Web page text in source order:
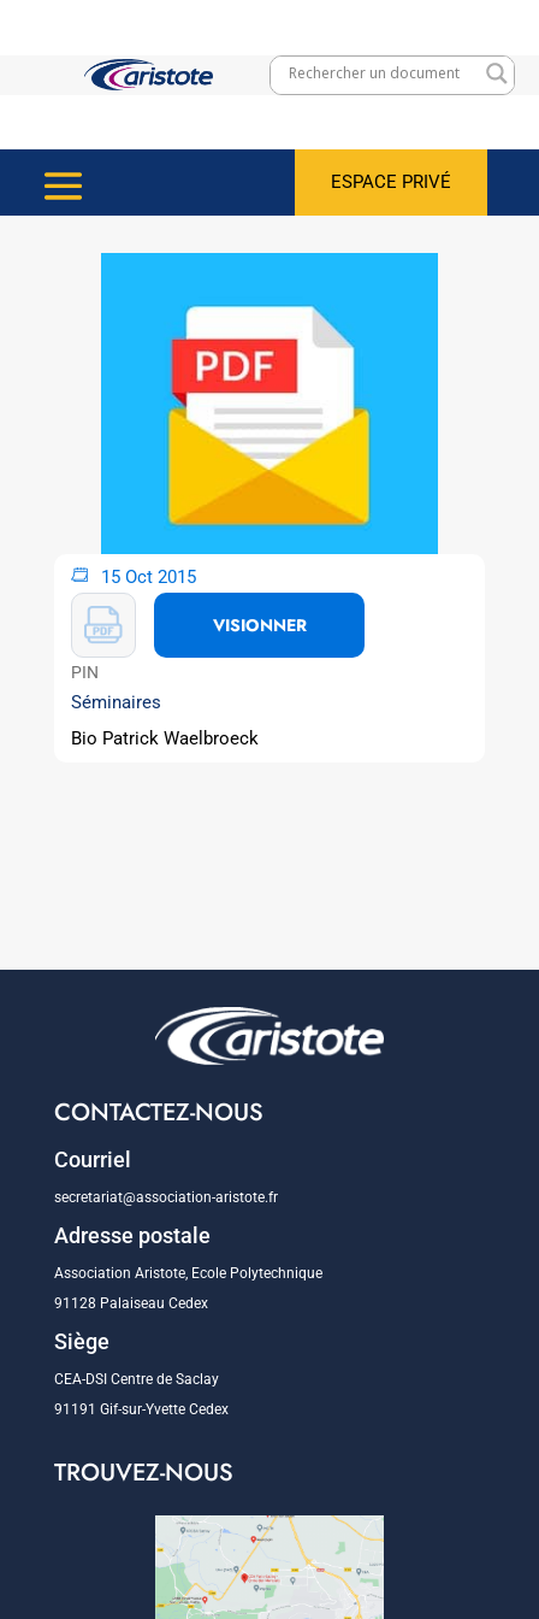
ESPACE PRIVÉ
15 Oct 2015
VISIONNER
PIN
Séminaires
Bio Patrick Waelbroeck
CONTACTEZ-NOUS
Courriel
secretariat@association-aristote.fr
Adresse postale
Association Aristote, Ecole Polytechnique
91128 Palaiseau Cedex
Siège
CEA-DSI Centre de Saclay
91191 Gif-sur-Yvette Cedex
TROUVEZ-NOUS